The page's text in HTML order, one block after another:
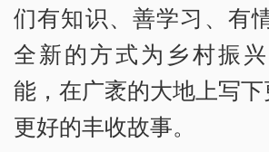
们有知识、善学习、有
全新的方式为乡村振
能，在广袤的大地上写下
更好的丰收故事。